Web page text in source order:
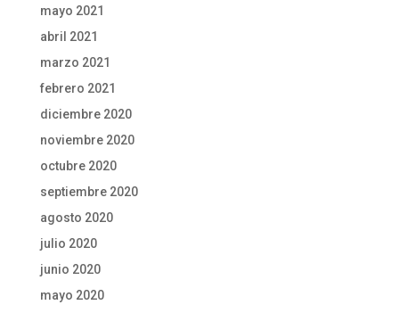
mayo 2021
abril 2021
marzo 2021
febrero 2021
diciembre 2020
noviembre 2020
octubre 2020
septiembre 2020
agosto 2020
julio 2020
junio 2020
mayo 2020